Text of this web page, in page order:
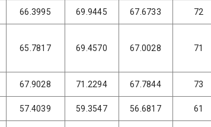
66.3995 69.9445 67.6733
72
65.7817 69.4570 67.0028 71
67.9028 71.2294 67.7844
73
57.4039 59.3547 56.6817
61